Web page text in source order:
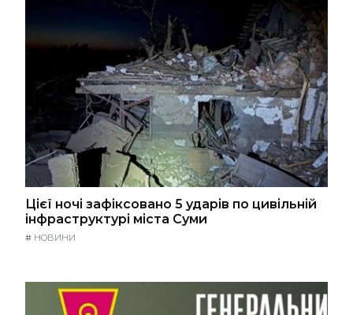
Цієї ночі зафіксовано 5 ударів по цивільній
інфраструктурі міста Суми
# НОВИНИ